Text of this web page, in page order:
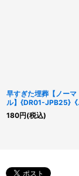
早すぎた埋葬【ノーマ
ル】{DR01-JPB25}《
法》
180円(税込)